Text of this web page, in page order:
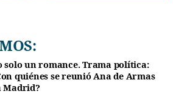
solo un romance. Trama política:
quiénes se reunió Ana de Armas
Madrid?